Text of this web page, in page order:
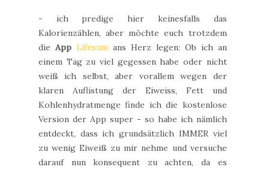
- ich predige hier keinesfalls das
Kalorienzählen, aber möchte euch trotzdem
die App Lifesumans Herz legen: Ob ich an
einem Tag zu viel gegessen habe oder nicht
weiß ich selbst, aber vorallem wegen der
klaren Auflistung der Eiweiss, Fett und
Kohlenhydratmenge finde ich die kostenlose
Version der App super - so habe ich nämlich
entdeckt, dass ich grundsätzlich IMMER viel
zu wenig Eiweiß zu mir nehme und versuche
darauf nun konsequent zu achten, da es